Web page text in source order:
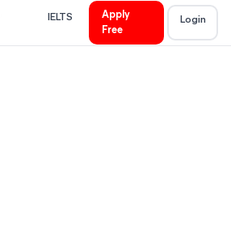
IELTS
Apply
Free
Login